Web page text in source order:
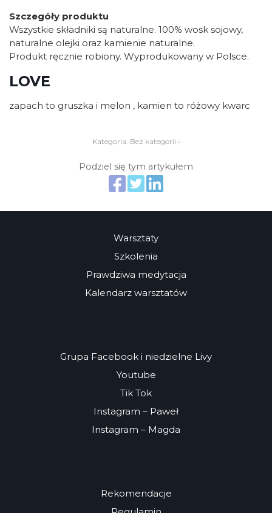
Szczegóły produktu
Wszystkie składniki są naturalne. 100% wosk sojowy,
naturalne olejki oraz kamienie naturalne.
Produkt ręcznie robiony. Wyprodukowany w Polsce.
LOVE
zapach to gruszka i melon , kamien to różowy kwarc
Kategoria: Bez kategorii •
Podziel się tym artykułem
Warsztaty
Szkolenia
Prawdziwa medytacja
Kalendarz warsztatów
Grupa Facebook i niedzielne Livy
Youtube
Tik Tok
Instagram – Paweł
Instagram – Magda
Rekomendacje